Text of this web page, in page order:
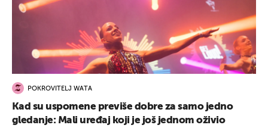
POKROVITELJ WATA
Kad su uspomene previše dobre za samo jedno
gledanje: Mali uređaj koji je još jednom oživio